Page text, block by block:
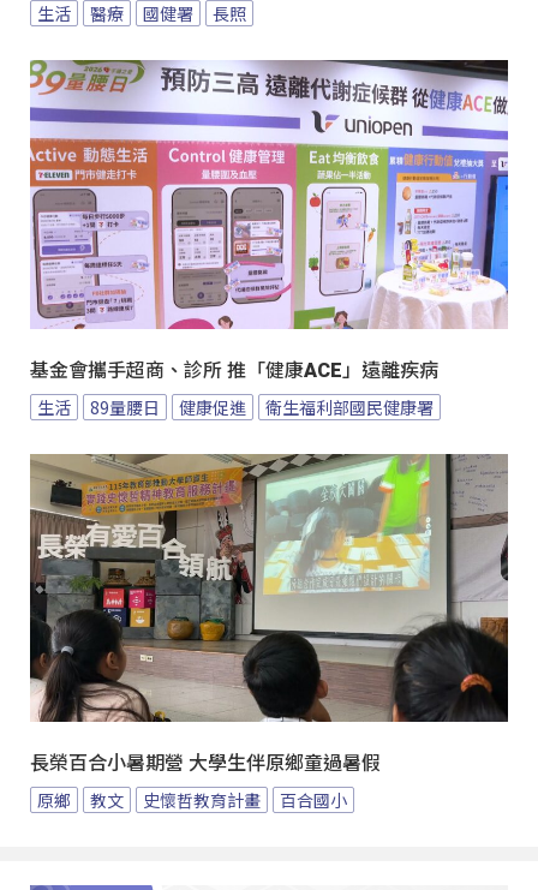
生活 醫療 國健署 長照
基金會攜手超商、診所 推「健康ACE」遠離疾病
生活 89量腰日 健康促進 衛生福利部國民健康署
長榮百合小暑期營 大學生伴原鄉童過暑假
原鄉 教文 史懷哲教育計畫 百合國小